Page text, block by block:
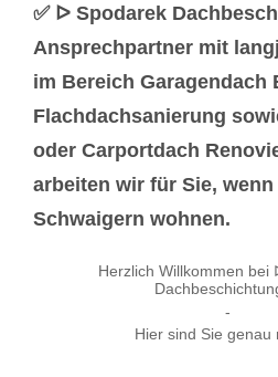
✅ ᐅ Spodarek
Ansprechpartner mit
im Bereich Garagendach
Flachdachsanierung
oder Carportdach
arbeiten wir für Sie, wenn
Schwaigern wohnen.
Herzlich Willkommen bei
-
Hier sind Sie genau